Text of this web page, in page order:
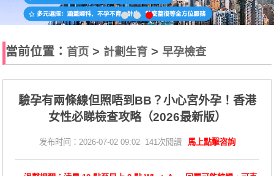
當前位置： 首页 > 計劃生育 >早孕檢查
驗孕有兩條線但照唔到BB？小心宮外孕！香港
女性必睇檢查攻略（2026最新版）
发布时间：2026-07-02 09:02 141次閱讀 馬上點擊咨詢